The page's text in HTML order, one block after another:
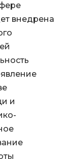
внедрена
и